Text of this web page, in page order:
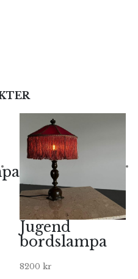
Jugend
bordslampa
8200 kr